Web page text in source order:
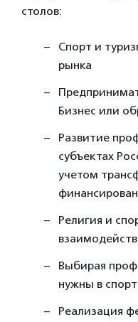
столов:
Спорт и
рынка
Бизнес или
Развитие
субъектах
учетом
Религия и
Выбирая
нужны в
Реализация